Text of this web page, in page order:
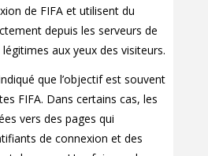
de FIFA et utilisent du
depuis les serveurs de
aux yeux des visiteurs.
que l’objectif est souvent
FIFA. Dans certains cas, les
vers des pages qui
de connexion et des